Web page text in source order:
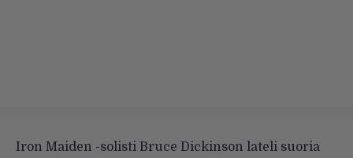
Iron Maiden -solisti Bruce Dickinson lateli suoria